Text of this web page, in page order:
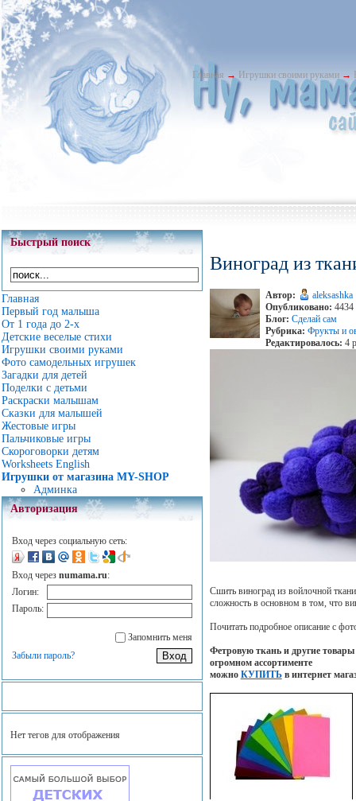
Главная → Игрушки своими руками →
Быстрый поиск
Главная
Первый год малыша
От 1 года до 2-х
Детские веселые стихи
Игрушки своими руками
Фото самодельных игрушек
Загадки для детей
Поделки с детьми
Раскраски малышам
Сказки для малышей
Жестовые игры
Пальчиковые игры
Скороговорки детям
Worksheets English
Игрушки от магазина MY-SHOP
Админка
Авторизация
Вход через социальную сеть:
Вход через numama.ru:
Логин:
Пароль:
Запомнить меня
Забыли пароль?
Нет тегов для отображения
Виноград из
Автор:
aleksashka
Опубликовано: 4434
Блог: Сделай сам
Рубрика: Фрукты и
Редактировалось: 4
Сшить виноград из войлочной
сложность в основном в том, что
Почитать подробное описание с
Фетровую ткань и другие товары
огромном ассортименте
можно КУПИТЬв интернет